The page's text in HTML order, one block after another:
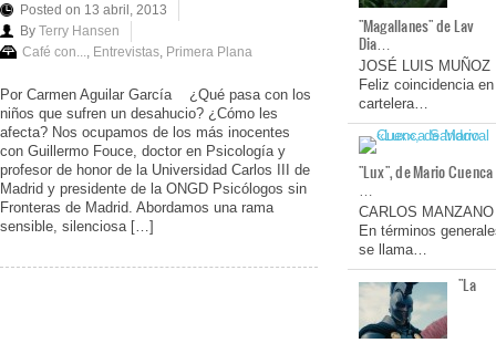
Posted on 13 abril, 2013
By Terry Hansen
Café con..., Entrevistas, Primera Plana
Por Carmen Aguilar García ¿Qué pasa con los
niños que sufren un desahucio? ¿Cómo les
afecta? Nos ocupamos de los más inocentes
con Guillermo Fouce, doctor en Psicología y
profesor de honor de la Universidad Carlos III de
Madrid y presidente de la ONGD Psicólogos sin
Fronteras de Madrid. Abordamos una rama
sensible, silenciosa […]
"Magallanes" de Lav
Dia…
JOSÉ LUIS MUÑOZ
Feliz coincidencia en
cartelera…
"Lux", de Mario Cuenca
…
CARLOS MANZANO
En términos
se llama…
"La